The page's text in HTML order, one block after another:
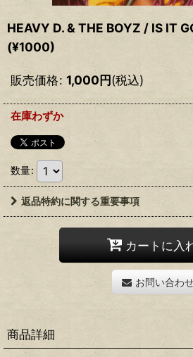
HEAVY D. & THE BOYZ / IS IT
(¥1000)
販売価格: 1,000円(税込)
在庫わずか
数量:
返品特約に関する重要事項
カートに入
お問い合わ
商品詳細